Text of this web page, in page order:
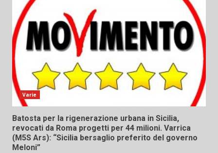
Varie
Batosta per la rigenerazione urbana in Sicilia,
revocati da Roma progetti per 44 milioni. Varrica
(M5S Ars): “Sicilia bersaglio preferito del governo
Meloni”